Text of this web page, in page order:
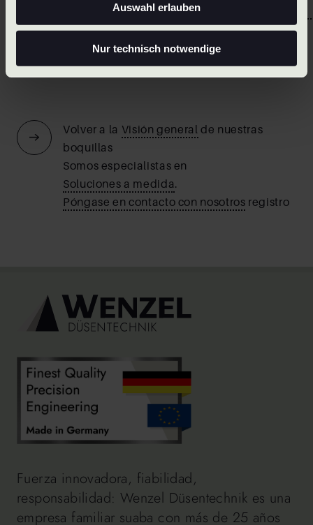
Auswahl erlauben
Nur technisch notwendige
Anterior Siguiente
Volver a la Visión general de nuestras
boquillas
Somos especialistas en
Soluciones a medida.
Póngase en contacto con nosotros registro
Fuerza innovadora, fiabilidad,
responsabilidad: Wenzel Düsentechnik es una
empresa familiar suaba con más de 25 años